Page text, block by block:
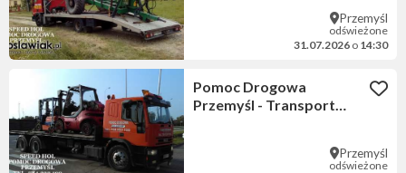
Przemyśl
odświeżone
31.07.2026 o 14:30
Pomoc Drogowa
Przemyśl - Transport
Przemyśl
odświeżone